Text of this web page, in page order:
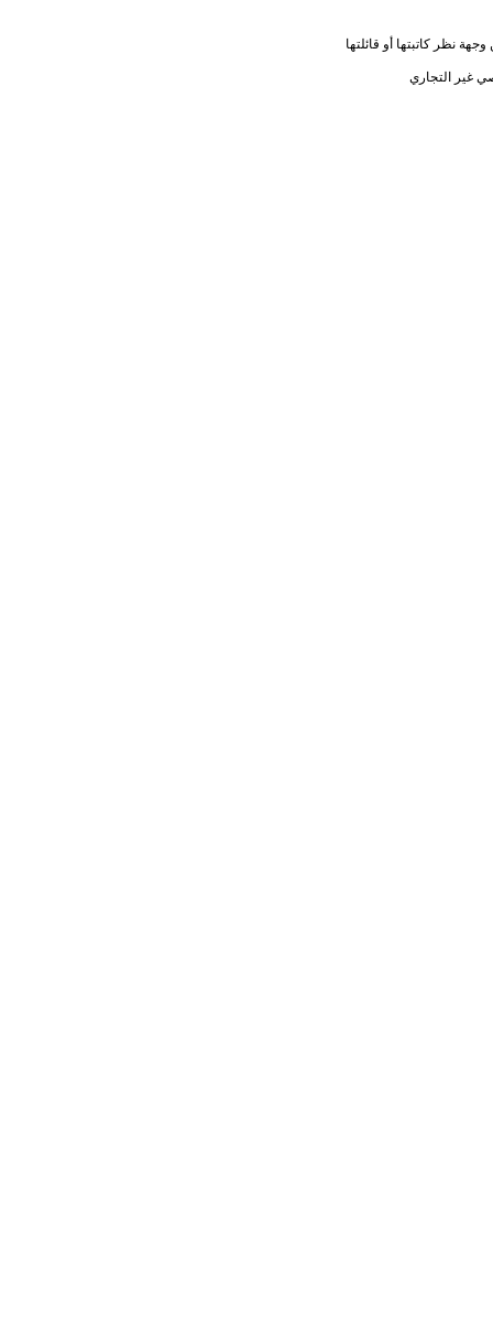
نظر كاتبتها أو قائلتها
غير التجاري